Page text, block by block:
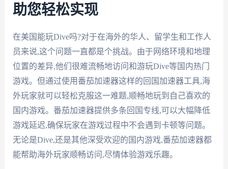
助您轻松实现
在美国能玩Dive吗?对于在海外的华人、留学生和工作人
员来说,这个问题一直都是个挑战。由于网络环境和地理
位置的差异,他们很难流畅地访问和游玩Dive等国内热门
游戏。但通过使用番茄加速器这样的回国加速器工具,海
外玩家就可以轻松克服这一难题,顺畅地玩到自己喜欢的
国内游戏。番茄加速器提供多条回国专线,可以大幅降低
游戏延迟,确保玩家在游戏过程中不会遇到卡顿等问题。
无论是Dive,还是其他深受欢迎的国内游戏,番茄加速器都
能帮助海外玩家顺畅访问,尽情体验游戏乐趣。